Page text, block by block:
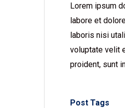
Lorem ipsum
labore et
laboris nisi
voluptate velit
proident, sunt
Post Tags